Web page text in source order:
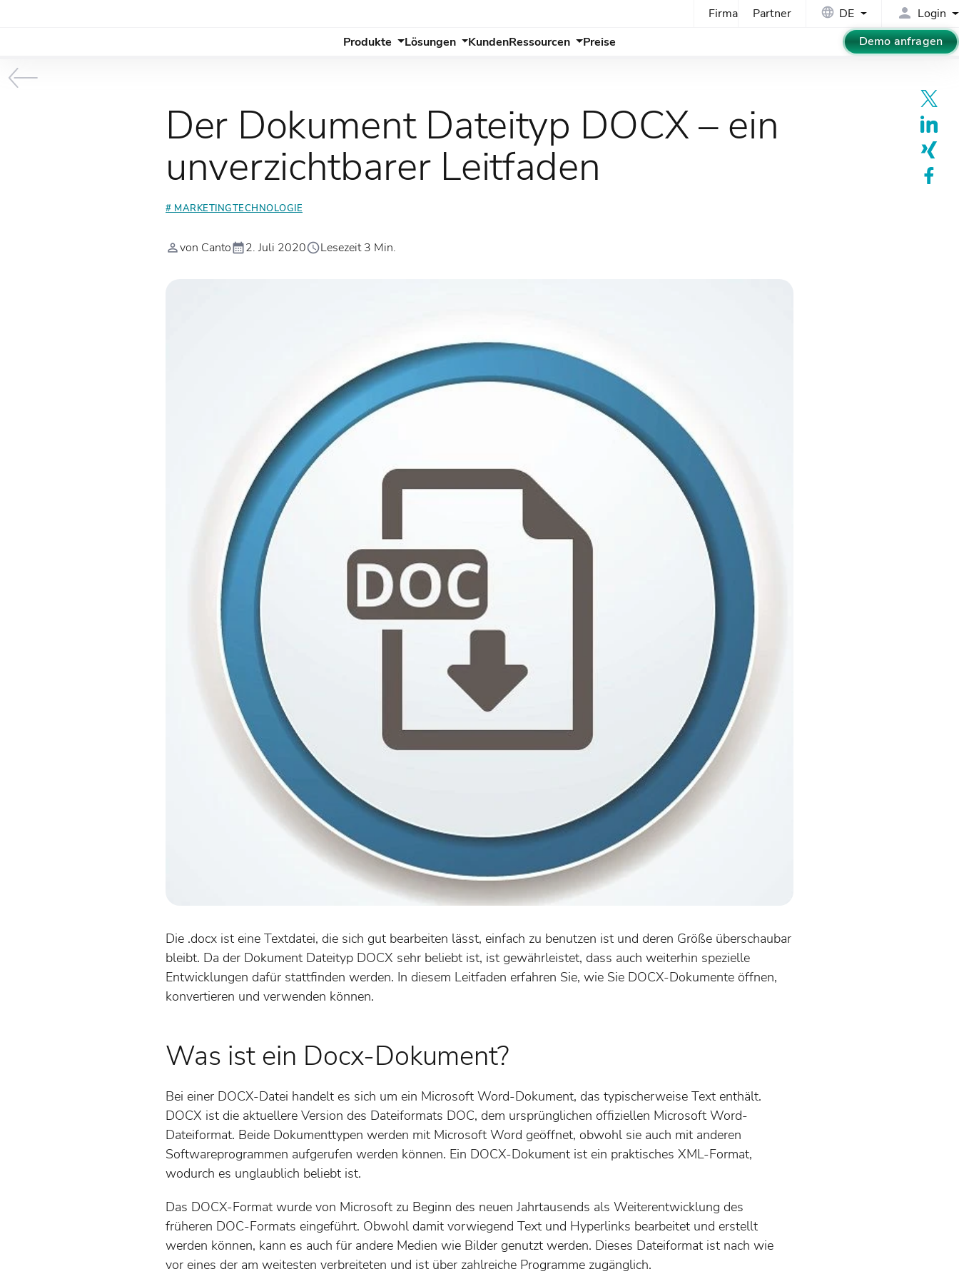
Firma Partner DE
Login
Produkte
Lösungen KundenRessourcen Preise Demo anfragen
Der Dokument Dateityp DOCX – ein
unverzichtbarer Leitfaden
# MARKETINGTECHNOLOGIE
von Canto 2. Juli 2020 Lesezeit 3 Min.
Die .docx ist eine Textdatei, die sich gut bearbeiten lässt, einfach zu benutzen ist und deren Größe überschaubar
bleibt. Da der Dokument Dateityp DOCX sehr beliebt ist, ist gewährleistet, dass auch weiterhin spezielle
Entwicklungen dafür stattfinden werden. In diesem Leitfaden erfahren Sie, wie Sie DOCX-Dokumente öffnen,
konvertieren und verwenden können.
Was ist ein Docx-Dokument?
Bei einer DOCX-Datei handelt es sich um ein Microsoft Word-Dokument, das typischerweise Text enthält.
DOCX ist die aktuellere Version des Dateiformats DOC, dem ursprünglichen offiziellen Microsoft Word-
Dateiformat. Beide Dokumenttypen werden mit Microsoft Word geöffnet, obwohl sie auch mit anderen
Softwareprogrammen aufgerufen werden können. Ein DOCX-Dokument ist ein praktisches XML-Format,
wodurch es unglaublich beliebt ist.
Das DOCX-Format wurde von Microsoft zu Beginn des neuen Jahrtausends als Weiterentwicklung des
früheren DOC-Formats eingeführt. Obwohl damit vorwiegend Text und Hyperlinks bearbeitet und erstellt
werden können, kann es auch für andere Medien wie Bilder genutzt werden. Dieses Dateiformat ist nach wie
vor eines der am weitesten verbreiteten und ist über zahlreiche Programme zugänglich.